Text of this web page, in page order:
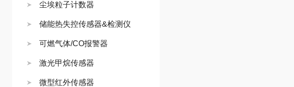
尘埃粒子计数器
储能热失控传感器&检测仪
可燃气体/CO报警器
激光甲烷传感器
微型红外传感器